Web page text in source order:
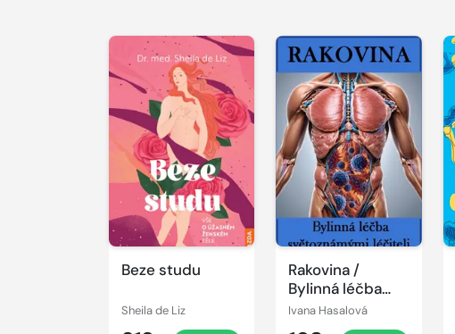
Beze studu
Sheila de Liz
Rakovina /
Bylinná léčba
světoznámými
Ivana Hasalová